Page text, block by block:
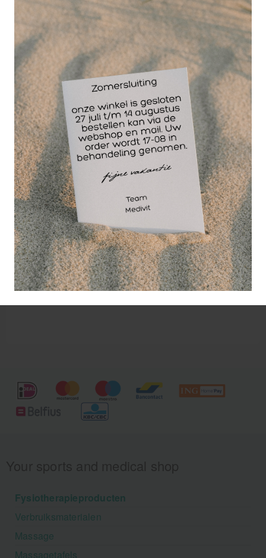
14 dagen retourgarantie
30 jaardé paramedisch specialist
De afgeronde rand van de tube zorgt ervoor dat de
naald ook gemakkelijk en pijnvrij te positioneren is.
De punt en schacht van de Seirin J-Type 0,16 x 15
mm Dry Needle naalden zijn zo dun dat deze
naalden slechts met heel weinig druk en zacht
kloppend aan te brengen zijn. De uiterst lichte
polypropyleen top van de naald is gegroefd en
gemakkelijk vast te houden.
Doos 100 stuks.
Fysiotherapieproducten
Verbruiksmaterialen
Massage
Massagetafels